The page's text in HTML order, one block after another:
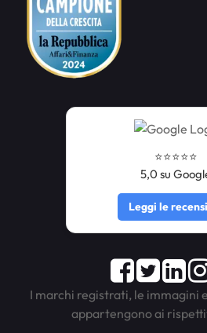
⭐️⭐️⭐️⭐️⭐️
5,0 su
Leggi le
Facebook
Twitter
I marchi registrati, le immagini
appartengono ai